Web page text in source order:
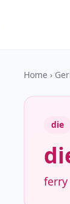
Home ›
die
ferry